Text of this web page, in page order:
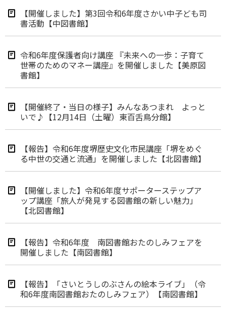
【開催しました】第3回令和6年度さかい中子ども司
書活動【中図書館】
令和6年度保護者向け講座 『未来への一歩：子育て
世帯のためのマネー講座』を開催しました【美原図
書館】
【開催終了・当日の様子】みんなあつまれ よっと
いで♪【12月14日（土曜）東百舌鳥分館】
【報告】令和6年度堺歴史文化市民講座「堺をめぐ
る中世の交通と流通」を開催しました【北図書館】
【開催しました】令和6年度サポーターステップア
ップ講座「旅人が発見する図書館の新しい魅力」
【北図書館】
【報告】令和6年度 南図書館おたのしみフェアを
開催しました【南図書館】
【報告】「さいとうしのぶさんの絵本ライブ」（令
和6年度南図書館おたのしみフェア）【南図書館】